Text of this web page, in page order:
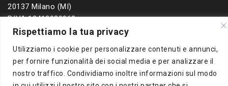
Rispettiamo la tua privacy
Utilizziamo i cookie per personalizzare contenuti e annunci,
per fornire funzionalità dei social media e per analizzare il
nostro traffico. Condividiamo inoltre informazioni sul modo
20137 Milano (MI)
P.IVA 12412930963
Powered byWordPress